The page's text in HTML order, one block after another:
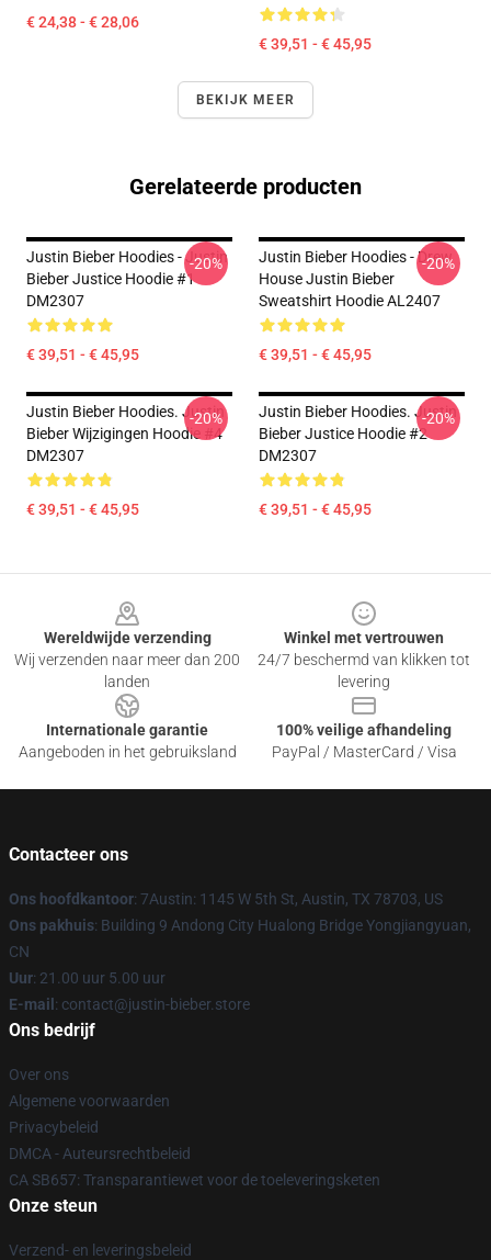
€ 24,38 - € 28,06
€ 39,51 - € 45,95
BEKIJK MEER
Gerelateerde producten
Justin Bieber Hoodies - Justin
Bieber Justice Hoodie #1
DM2307
€ 39,51 - € 45,95
-20%
Justin Bieber Hoodies - Drew
House Justin Bieber
Sweatshirt Hoodie AL2407
€ 39,51 - € 45,95
-20%
Justin Bieber Hoodies. Justin
Bieber Wijzigingen Hoodie #4
DM2307
€ 39,51 - € 45,95
-20%
Justin Bieber Hoodies. Justin
Bieber Justice Hoodie #2
DM2307
€ 39,51 - € 45,95
-20%
Wereldwijde verzending
Wij verzenden naar meer dan 200
landen
Winkel met vertrouwen
24/7 beschermd van klikken tot
levering
Internationale garantie
Aangeboden in het gebruiksland
100% veilige afhandeling
PayPal / MasterCard / Visa
Contacteer ons
Ons hoofdkantoor: 7Austin: 1145 W 5th St, Austin, TX 78703, US
Ons pakhuis: Building 9 Andong City Hualong Bridge Yongjiangyuan,
CN
Uur: 21.00 uur 5.00 uur
E-mail : contact@justin-bieber.store
Ons bedrijf
Over ons
Algemene voorwaarden
Privacybeleid
DMCA - Auteursrechtbeleid
CA SB657: Transparantiewet voor de toeleveringsketen
Onze steun
Verzend- en leveringsbeleid